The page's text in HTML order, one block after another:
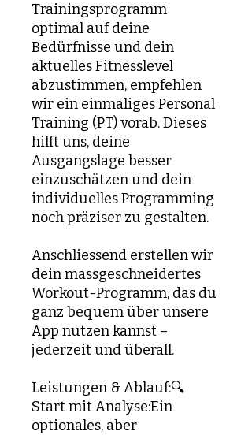
Trainingsprogramm
optimal auf deine
Bedürfnisse und dein
aktuelles Fitnesslevel
abzustimmen, empfehlen
wir ein einmaliges Personal
Training (PT) vorab. Dieses
hilft uns, deine
Ausgangslage besser
einzuschätzen und dein
individuelles Programming
noch präziser zu gestalten.
Anschliessend erstellen wir
dein massgeschneidertes
Workout-Programm, das du
ganz bequem über unsere
App nutzen kannst –
jederzeit und überall.
Leistungen & Ablauf:🔍
Start mit Analyse:Ein
optionales, aber